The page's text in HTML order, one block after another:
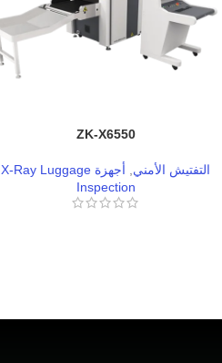
ZK-X6550
التفتيش الأمني
أجهزة X-Ray Luggage
Inspection